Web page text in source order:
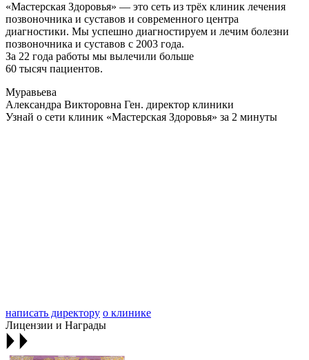
«Мастерская Здоровья» — это сеть из трёх клиник лечения
позвоночника и суставов и современного центра
диагностики. Мы успешно диагностируем и лечим болезни
позвоночника и суставов с 2003 года.
За 22 года работы мы вылечили больше
60 тысяч пациентов.
Муравьева
Александра Викторовна Ген. директор клиники
Узнай о сети клиник «Мастерская Здоровья» за 2 минуты
написать директору о клинике
Лицензии и Награды